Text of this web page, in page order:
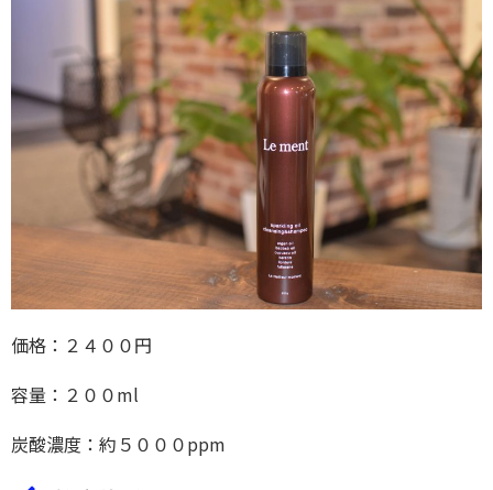
価格：２４００円
容量：２００ml
炭酸濃度：約５０００ppm